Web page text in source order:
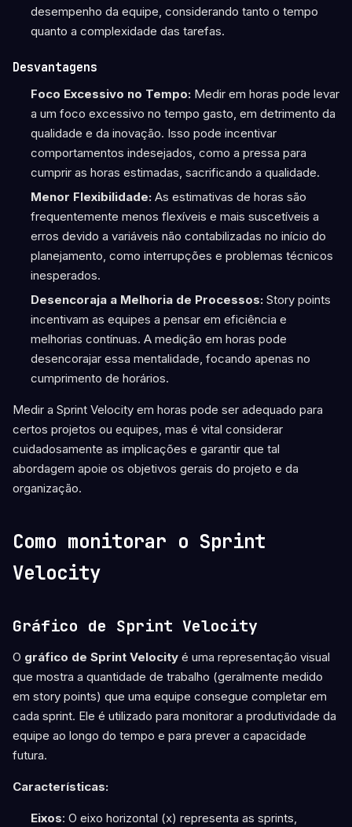
desempenho da equipe, considerando tanto o tempo
quanto a complexidade das tarefas.
Desvantagens
Foco Excessivo no Tempo:Medir em horas pode levar
a um foco excessivo no tempo gasto, em detrimento da
qualidade e da inovação. Isso pode incentivar
comportamentos indesejados, como a pressa para
cumprir as horas estimadas, sacrificando a qualidade.
Menor Flexibilidade:As estimativas de horas são
frequentemente menos flexíveis e mais suscetíveis a
erros devido a variáveis não contabilizadas no início do
planejamento, como interrupções e problemas técnicos
inesperados.
Desencoraja a Melhoria de Processos:Story points
incentivam as equipes a pensar em eficiência e
melhorias contínuas. A medição em horas pode
desencorajar essa mentalidade, focando apenas no
cumprimento de horários.
Medir a Sprint Velocity em horas pode ser adequado para
certos projetos ou equipes, mas é vital considerar
cuidadosamente as implicações e garantir que tal
abordagem apoie os objetivos gerais do projeto e da
organização.
Como monitorar o Sprint
Velocity
Gráfico de Sprint Velocity
O gráfico de Sprint Velocity é uma representação visual
que mostra a quantidade de trabalho (geralmente medido
em story points) que uma equipe consegue completar em
cada sprint. Ele é utilizado para monitorar a produtividade da
equipe ao longo do tempo e para prever a capacidade
futura.
Características:
Eixos: O eixo horizontal (x) representa as sprints,